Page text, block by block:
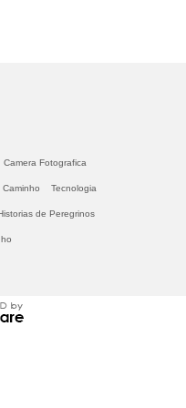
Camera Fotografica
Caminho Tecnologia
de Peregrinos